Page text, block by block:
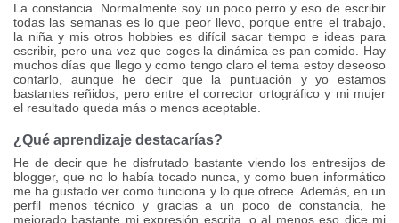
La constancia. Normalmente soy un poco perro y eso de escribir
todas las semanas es lo que peor llevo, porque entre el trabajo,
la niña y mis otros hobbies es difícil sacar tiempo e ideas para
escribir, pero una vez que coges la dinámica es pan comido. Hay
muchos días que llego y como tengo claro el tema estoy deseoso
contarlo, aunque he decir que la puntuación y yo estamos
bastantes reñidos, pero entre el corrector ortográfico y mi mujer
el resultado queda más o menos aceptable.
¿Qué aprendizaje destacarías?
He de decir que he disfrutado bastante viendo los entresijos de
blogger, que no lo había tocado nunca, y como buen informático
me ha gustado ver como funciona y lo que ofrece. Además, en un
perfil menos técnico y gracias a un poco de constancia, he
mejorado bastante mi expresión escrita, o al menos eso dice mi